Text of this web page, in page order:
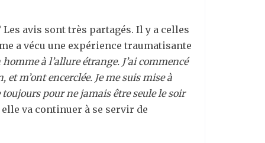
avis sont très partagés. Il y a celles
a vécu une expérience traumatisante
à l’allure étrange. J’ai commencé
m’ont encerclée. Je me suis mise à
toujours pour ne jamais être seule le soir
va continuer à se servir de